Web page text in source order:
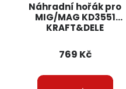
Náhradní hořák pro
MIG/MAG KD3551
KRAFT&DELE
769 Kč